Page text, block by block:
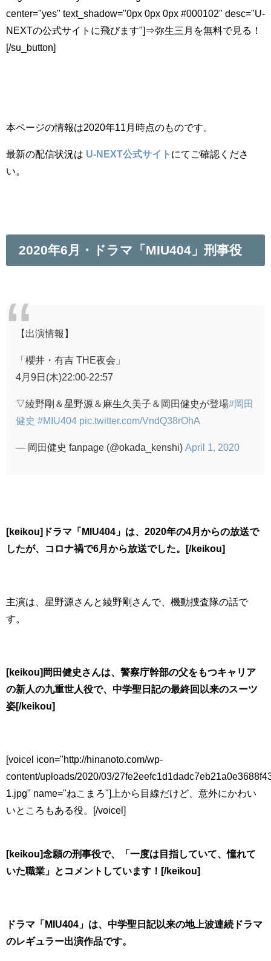
center="yes" text_shadow="0px 0px 0px #000102" desc="U-
NEXTの公式サイトに飛びます"]⇒弥生三月を無料で見る！
[/su_button]
本ページの情報は2020年11月時点のものです。
最新の配信状況は U-NEXT公式サイト にてご確認くださ
い。
2020年6月・ドラマ「MIU404」刑事役
【出演情報】
「櫻井・有吉 THE夜会」
4月9日(木)22:00-22:57
▽綾野剛＆星野源＆麻生久美子＆岡田健史が登場#岡田
健史 #MIU404 pic.twitter.com/VndQ38rOhA
— 岡田健史 fanpage (@okada_kenshi) April 1, 2020
[keikou] ドラマ「MIU404」は、 2020年の4月からの放送で
したが、コロナ禍で6月から放送でした。[/keikou]
主演は、星野源さんと綾野剛さんで、機動捜査隊の話で
す。
[keikou]岡田健史さんは、警察庁幹部の父をもつキャリア
の新人の九重世人役で、中学聖日記の最終回以来のスーツ
姿[/keikou]
[voicel icon="http://hinanoto.com/wp-
content/uploads/2020/03/
1.jpg" name="ねこまろ"]上から目線だけど、意外にかわい
いところもある役。[/voicel]
[keikou]念願の刑事役で、「一度は目指していて、憧れて
いた職業」とコメントしています！[/keikou]
ドラマ「MIU404」は、中学聖日記以来の地上波連続ドラマ
のレギュラー出演作品です。